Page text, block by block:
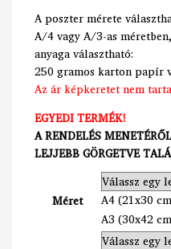
A poszter mérete
A/4 vagy A/3-as méretben,
anyaga választható:
250 gramos karton papír
Az ár képkeretet nem
EGYEDI TERMÉK!
A RENDELÉS
LEJJEBB GÖRGETVE
Méret
A4 (21x30
A3 (30x42